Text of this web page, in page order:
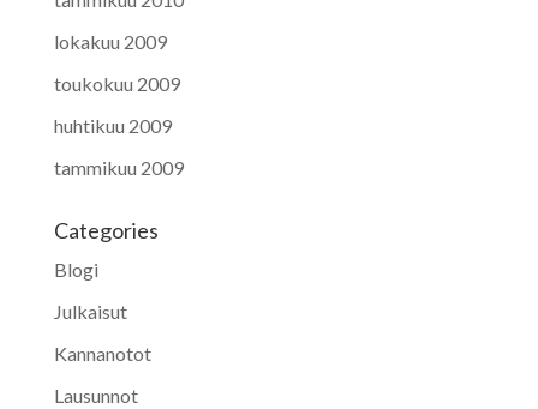
lokakuu 2009
toukokuu 2009
huhtikuu 2009
tammikuu 2009
Categories
Blogi
Julkaisut
Kannanotot
Lausunnot